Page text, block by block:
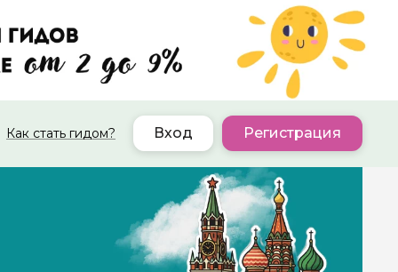
Как стать гидом? Вход Регистрация